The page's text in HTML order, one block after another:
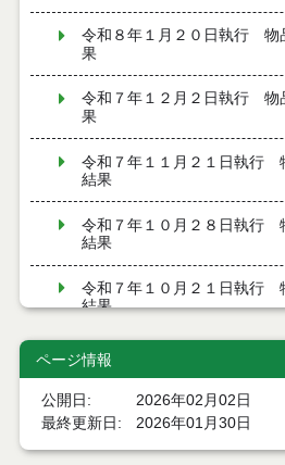
令和８年１月２０日執行 物
果
令和７年１２月２日執行 物
果
令和７年１１月２１日執行
結果
令和７年１０月２８日執行
結果
令和７年１０月２１日執行
結果
令和７年１０月１０日執行
結果
令和７年９月１２日執行 物
果
ページ情報
公開日
2026年02月02日
最終更新日
2026年01月30日